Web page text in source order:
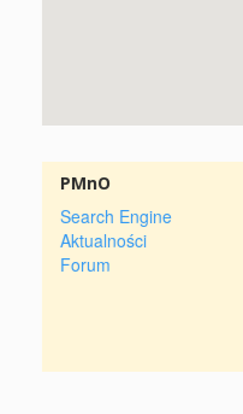
PMnO
Search Engine
Aktualności
Forum